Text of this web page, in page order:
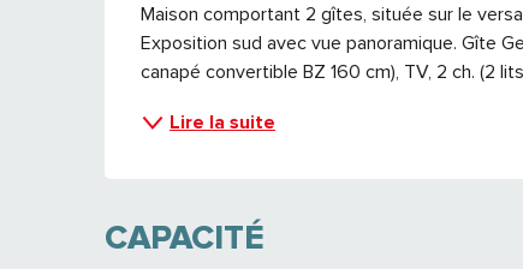
Maison comportant 2 gîtes, située sur le
Exposition sud avec vue panoramique. Gîte
canapé convertible BZ 160 cm), TV, 2 ch. (2
Lire la suite
CAPACITÉ